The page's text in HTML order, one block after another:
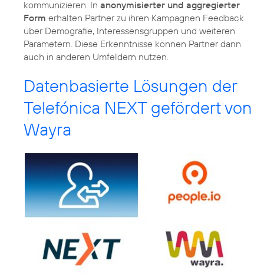
kommunizieren. In anonymisierter und aggregierter
Form erhalten Partner zu ihren Kampagnen Feedback
über Demografie, Interessensgruppen und weiteren
Parametern. Diese Erkenntnisse können Partner dann
auch in anderen Umfeldern nutzen.
Datenbasierte Lösungen der
Telefónica NEXT gefördert von
Wayra